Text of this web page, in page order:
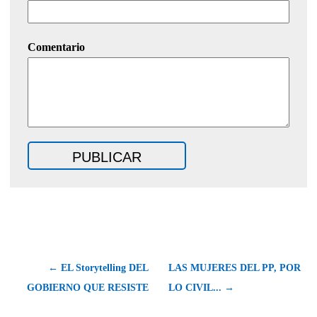
Comentario
← EL Storytelling DEL
GOBIERNO QUE RESISTE
LAS MUJERES DEL PP, POR
LO CIVIL... →